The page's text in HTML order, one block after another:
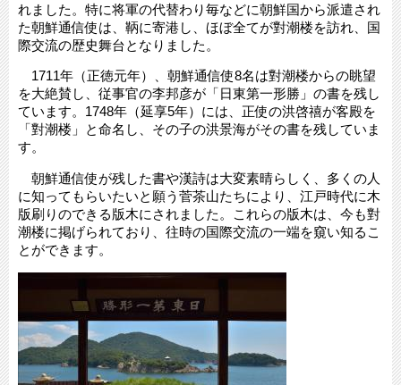
れました。特に将軍の代替わり毎などに朝鮮国から派遣され
た朝鮮通信使は、鞆に寄港し、ほぼ全てが對潮楼を訪れ、国
際交流の歴史舞台となりました。
1711年（正徳元年）、朝鮮通信使8名は對潮楼からの眺望
を大絶賛し、従事官の李邦彦が「日東第一形勝」の書を残し
ています。1748年（延享5年）には、正使の洪啓禧が客殿を
「對潮楼」と命名し、その子の洪景海がその書を残していま
す。
朝鮮通信使が残した書や漢詩は大変素晴らしく、多くの人
に知ってもらいたいと願う菅茶山たちにより、江戸時代に木
版刷りのできる版木にされました。これらの版木は、今も對
潮楼に掲げられており、往時の国際交流の一端を窺い知るこ
とができます。